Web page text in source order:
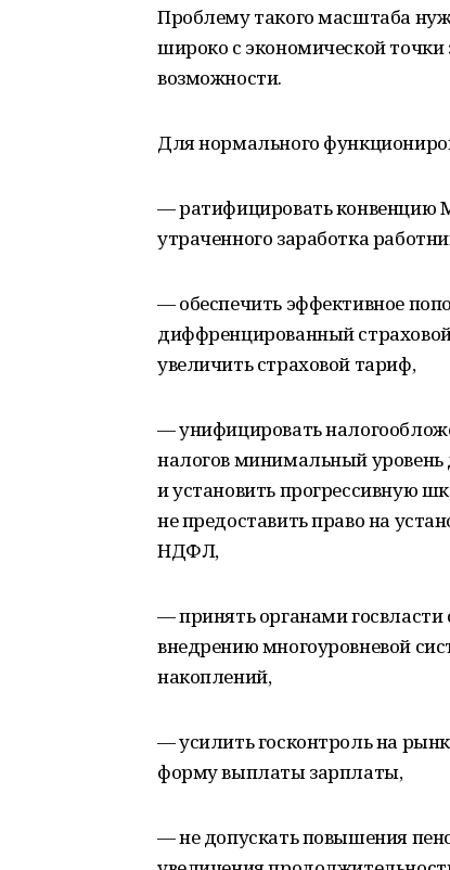
Проблему такого масштаба
широко с экономической точки
возможности.
Для нормального
— ратифицировать конвенцию
утраченного заработка
— обеспечить эффективное
диффренцированный
увеличить страховой тариф,
— унифицировать
налогов минимальный
и установить прогрессивную
не предоставить право на
НДФЛ,
— принять органами
внедрению многоуровневой
накоплений,
— усилить госконтроль на
форму выплаты зарплаты,
— не допускать повышения